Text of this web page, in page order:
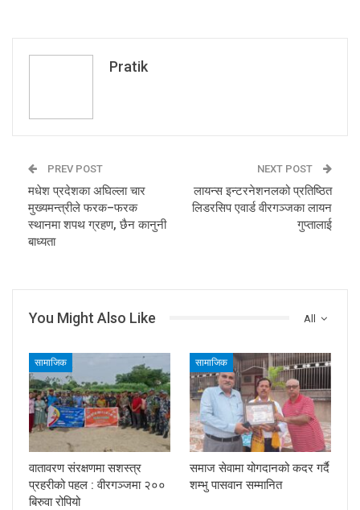
Pratik
PREV POST
मधेश प्रदेशका अघिल्ला चार
मुख्यमन्त्रीले फरक–फरक
स्थानमा शपथ ग्रहण, छैन कानुनी
बाध्यता
NEXT POST
लायन्स इन्टरनेशनलको प्रतिष्ठित
लिडरसिप एवार्ड वीरगञ्जका लायन
गुप्तालाई
All
You Might Also Like
सामाजिक
वातावरण संरक्षणमा सशस्त्र
प्रहरीको पहल : वीरगञ्जमा २००
बिरुवा रोपियो
सामाजिक
समाज सेवामा योगदानको कदर गर्दै
शम्भु पासवान सम्मानित